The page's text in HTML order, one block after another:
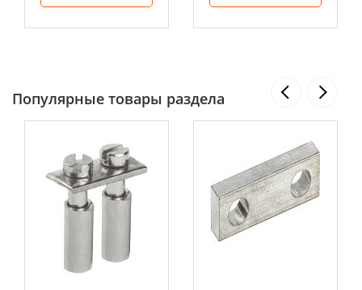
Популярные товары раздела